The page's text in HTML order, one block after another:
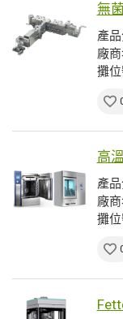
無
產品
廠商
攤
高
產品
廠商
攤